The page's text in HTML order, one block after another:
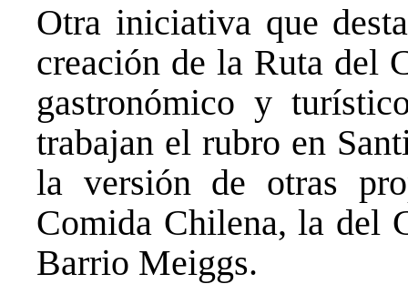
Otra iniciativa que
creación de la Ruta del
gastronómico y
trabajan el rubro en
la versión de otras
Comida Chilena, la del
Barrio Meiggs.